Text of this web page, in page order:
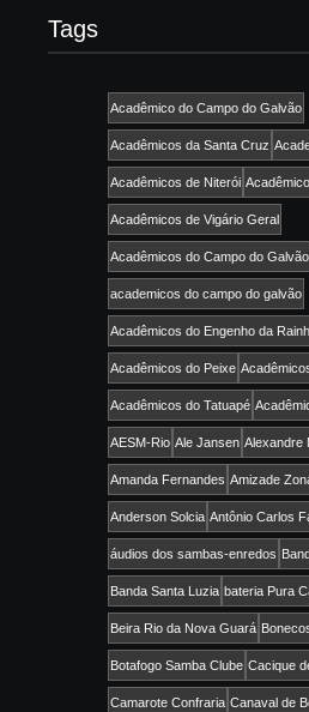
Tags
Acadêmico do Campo do Galvão
Acadêmicos da Santa Cruz
Acadêmicos de Niterói
Acadêmicos de Vigário Geral
Acadêmicos do Campo do Galvão
academicos do campo do galvão
Acadêmicos do Engenho da
Acadêmicos do Peixe
Acadêmicos do Tatuapé
AESM-Rio Ale Jansen Alexandre
Amanda Fernandes Amizade
Anderson Solcia Antônio Carlos
áudios dos sambas-enredos
Banda Santa Luzia bateria Pura
Beira Rio da Nova Guará
Botafogo Samba Clube Cacique
Camarote Confraria Canaval de